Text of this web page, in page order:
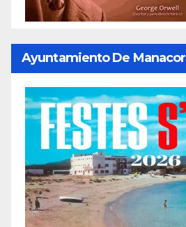
Ayuntamiento De Manacor